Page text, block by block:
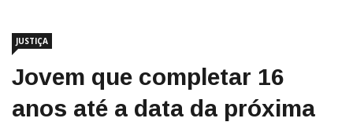
JUSTIÇA
Jovem que completar 16
anos até a data da próxima